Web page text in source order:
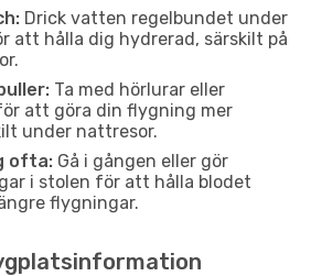
Drick vatten regelbundet under
att hålla dig hydrerad, särskilt på
Ta med hörlurar eller
att göra din flygning mer
under nattresor.
ofta: Gå i gången eller gör
i stolen för att hålla blodet
flygningar.